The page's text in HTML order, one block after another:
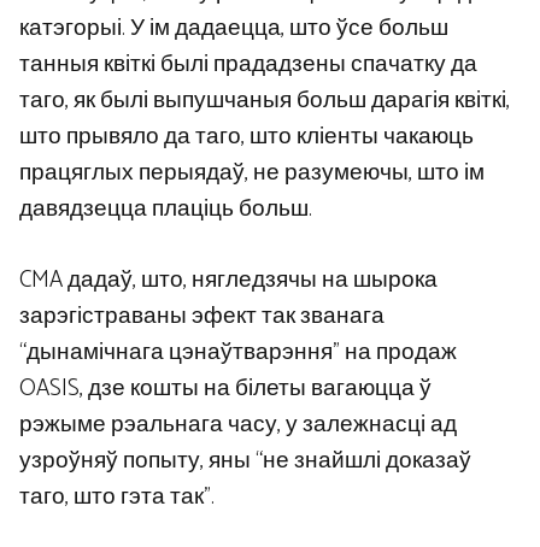
катэгорыі. У ім дадаецца, што ўсе больш
танныя квіткі былі прададзены спачатку да
таго, як былі выпушчаныя больш дарагія квіткі,
што прывяло да таго, што кліенты чакаюць
працяглых перыядаў, не разумеючы, што ім
давядзецца плаціць больш.
CMA дадаў, што, нягледзячы на ​​шырока
зарэгістраваны эфект так званага
“дынамічнага цэнаўтварэння” на продаж
OASIS, дзе кошты на білеты вагаюцца ў
рэжыме рэальнага часу, у залежнасці ад
узроўняў попыту, яны “не знайшлі доказаў
таго, што гэта так”.